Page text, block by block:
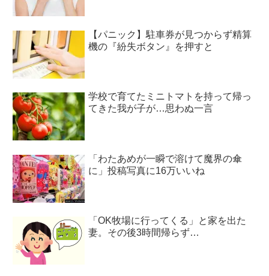
【パニック】駐車券が見つからず精算
機の『紛失ボタン』を押すと
学校で育てたミニトマトを持って帰っ
てきた我が子が…思わぬ一言
「わたあめが一瞬で溶けて魔界の傘
に」投稿写真に16万いいね
「OK牧場に行ってくる」と家を出た
妻。その後3時間帰らず…